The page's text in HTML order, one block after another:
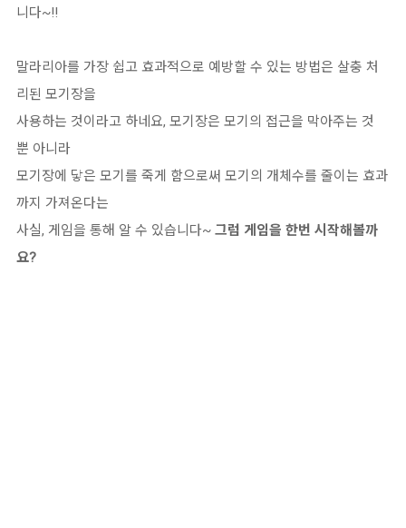
니다~!!
말라리아를 가장 쉽고 효과적으로 예방할 수 있는 방법은 살충 처
리된 모기장을
사용하는 것이라고 하네요, 모기장은 모기의 접근을 막아주는 것
뿐 아니라
모기장에 닿은 모기를 죽게 함으로써 모기의 개체수를 줄이는 효과
까지 가져온다는
사실, 게임을 통해 알 수 있습니다~ 그럼 게임을 한번 시작해볼까
요?